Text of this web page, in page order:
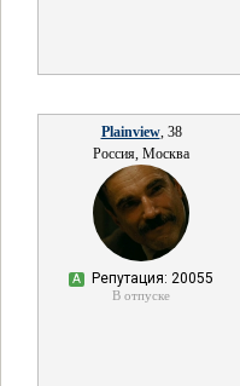
Plainview, 38
Россия, Москва
А Репутация: 20055
В отпуске